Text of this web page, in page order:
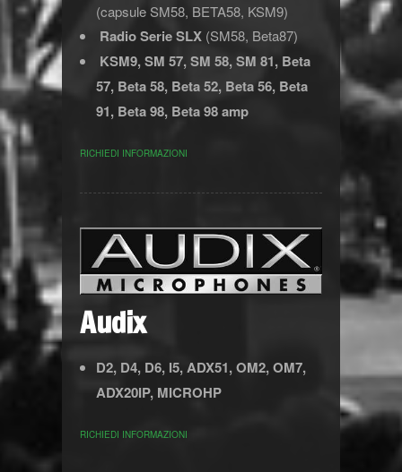
(capsule SM58, BETA58, KSM9)
Radio Serie SLX (SM58, Beta87)
KSM9, SM 57, SM 58, SM 81, Beta
57, Beta 58, Beta 52, Beta 56, Beta
91, Beta 98, Beta 98 amp
RICHIEDI INFORMAZIONI
Audix
D2, D4, D6, I5, ADX51, OM2, OM7,
ADX20IP, MICROHP
RICHIEDI INFORMAZIONI